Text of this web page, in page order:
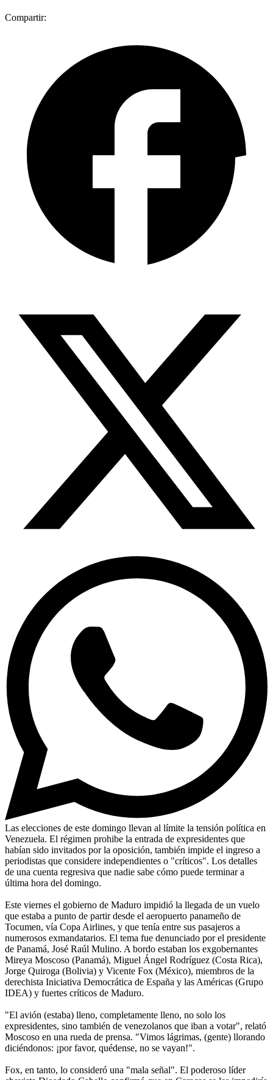
Compartir:
Las elecciones de este domingo llevan al límite la tensión política en
Venezuela. El régimen prohibe la entrada de expresidentes que
habían sido invitados por la oposición, también impide el ingreso a
periodistas que considere independientes o "críticos". Los detalles
de una cuenta regresiva que nadie sabe cómo puede terminar a
última hora del domingo.
Este viernes el gobierno de Maduro impidió la llegada de un vuelo
que estaba a punto de partir desde el aeropuerto panameño de
Tocumen, vía Copa Airlines, y que tenía entre sus pasajeros a
numerosos exmandatarios. El tema fue denunciado por el presidente
de Panamá, José Raúl Mulino. A bordo estaban los exgobernantes
Mireya Moscoso (Panamá), Miguel Ángel Rodríguez (Costa Rica),
Jorge Quiroga (Bolivia) y Vicente Fox (México), miembros de la
derechista Iniciativa Democrática de España y las Américas (Grupo
IDEA) y fuertes críticos de Maduro.
"El avión (estaba) lleno, completamente lleno, no solo los
expresidentes, sino también de venezolanos que iban a votar", relató
Moscoso en una rueda de prensa. "Vimos lágrimas, (gente) llorando
diciéndonos: ¡por favor, quédense, no se vayan!".
Fox, en tanto, lo consideró una "mala señal". El poderoso líder